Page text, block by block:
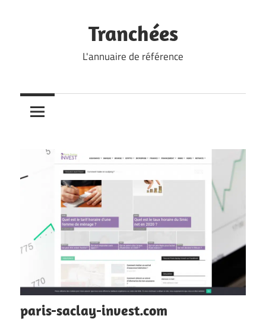
Tranchées
L'annuaire de référence
paris-saclay-invest.com